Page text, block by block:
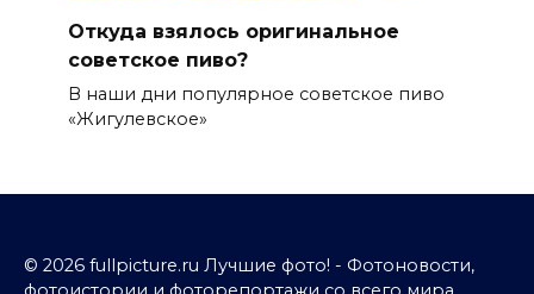
Откуда взялось оригинальное
советское пиво?
В наши дни популярное советское пиво
«Жигулевское»
© 2026 fullpicture.ru Лучшие фото! - Фотоновости,